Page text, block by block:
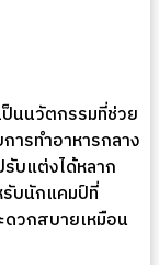
นนวัตกรรมที่ช่วย
รทำอาหารกลาง
บแต่งได้หลาก
รับนักแคมป์ที่
ดวกสบายเหมือน